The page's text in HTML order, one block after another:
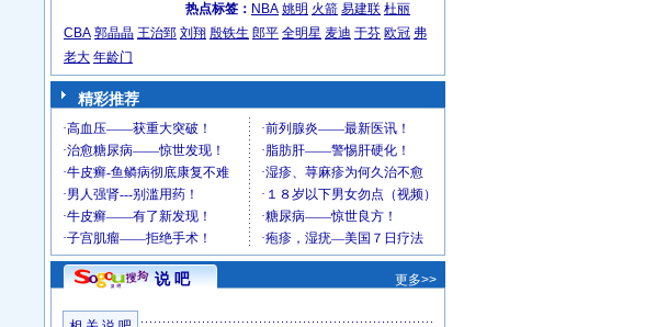
热点标签： NBA 姚明 火箭 易建联 杜丽
CBA 郭晶晶 王治郅 刘翔 殷铁生 郎平 全明星 麦迪 于芬 欧冠 弗
老大 年龄门
精彩推荐
说 吧 更多>>